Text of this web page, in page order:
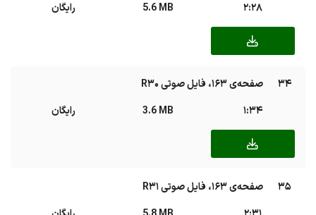
2:28
5.6 MB رایگان
34
صفحه‌ی ۱۶۳، فایل صوتی R30
1:34
3.6 MB رایگان
35
صفحه‌ی ۱۶۳، فایل صوتی R31